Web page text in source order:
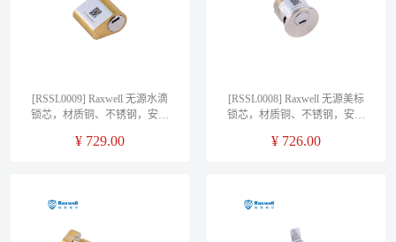
[RSSL0009] Raxwell 无源水滴
锁芯，材质铜、不锈钢，安装
¥ 729.00
[RSSL0008] Raxwell 无源美标
锁芯，材质铜、不锈钢，安装
¥ 726.00